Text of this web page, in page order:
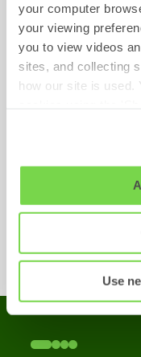
your computer
your viewing
you to view videos
sites, and collecting
how our site is used.
SHL
Policy
Use
Przykłady
Dostępne są
Kwestionariusz
Rozumowanie
Słownych
Rozumowanie
Liczbowych